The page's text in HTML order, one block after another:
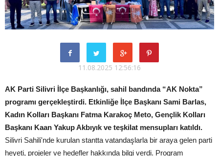
11.08.2025 12:56:16
AK Parti Silivri İlçe Başkanlığı, sahil bandında “AK Nokta”
programı gerçekleştirdi. Etkinliğe İlçe Başkanı Sami Barlas,
Kadın Kolları Başkanı Fatma Karakoç Meto, Gençlik Kolları
Başkanı Kaan Yakup Akbıyık ve teşkilat mensupları katıldı.
Silivri Sahili'nde kurulan stantta vatandaşlarla bir araya gelen parti
heyeti, projeler ve hedefler hakkında bilgi verdi. Program